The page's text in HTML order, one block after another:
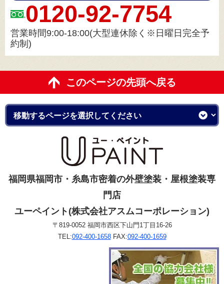
0120-92-7754
営業時間9:00-18:00(大型連休除く※日曜日完全予
約制)
このページの先頭へ戻る
福岡県福岡市・糸島市密着の外壁塗装・屋根塗装専
門店
ユーペイント(株式会社アスムコーポレーション)
〒819-0052 福岡市西区下山門1丁目16-26
TEL:092-400-1658FAX:092-400-1659